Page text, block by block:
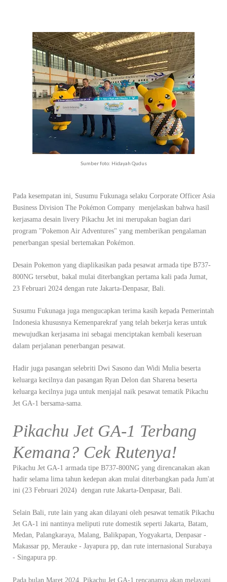
Sumber foto: Hidayah Qudus
Pada kesempatan ini, Susumu Fukunaga selaku Corporate Officer Asia
Business Division The Pokémon Company menjelaskan bahwa hasil
kerjasama desain livery Pikachu Jet ini merupakan bagian dari
program "Pokemon Air Adventures" yang memberikan pengalaman
penerbangan spesial bertemakan Pokémon.
Desain Pokemon yang diaplikasikan pada pesawat armada tipe B737-
800NG tersebut, bakal mulai diterbangkan pertama kali pada Jumat,
23 Februari 2024 dengan rute Jakarta-Denpasar, Bali.
Susumu Fukunaga juga mengucapkan terima kasih kepada Pemerintah
Indonesia khususnya Kemenparekraf yang telah bekerja keras untuk
mewujudkan kerjasama ini sebagai menciptakan kembali keseruan
dalam perjalanan penerbangan pesawat.
Hadir juga pasangan selebriti Dwi Sasono dan Widi Mulia beserta
keluarga kecilnya dan pasangan Ryan Delon dan Sharena beserta
keluarga kecilnya juga untuk menjajal naik pesawat tematik Pikachu
Jet GA-1 bersama-sama.
Pikachu Jet GA-1 Terbang
Kemana? Cek Rutenya!
Pikachu Jet GA-1 armada tipe B737-800NG yang direncanakan akan
hadir selama lima tahun kedepan akan mulai diterbangkan pada Jum'at
ini (23 Februari 2024) dengan rute Jakarta-Denpasar, Bali.
Selain Bali, rute lain yang akan dilayani oleh pesawat tematik Pikachu
Jet GA-1 ini nantinya meliputi rute domestik seperti Jakarta, Batam,
Medan, Palangkaraya, Malang, Balikpapan, Yogyakarta, Denpasar -
Makassar pp, Merauke - Jayapura pp, dan rute internasional Surabaya
- Singapura pp.
Pada bulan Maret 2024, Pikachu Jet GA-1 rencananya akan melayani